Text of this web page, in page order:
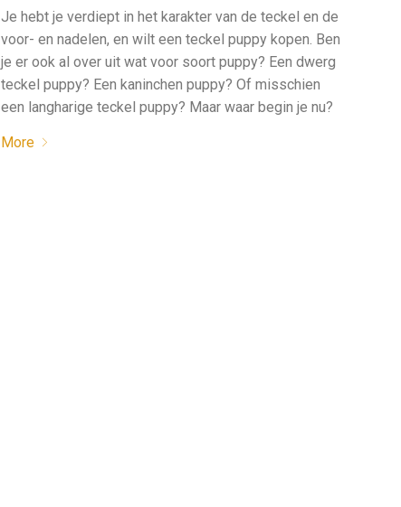
Je hebt je verdiept in het karakter van de teckel en de
voor- en nadelen, en wilt een teckel puppy kopen. Ben
je er ook al over uit wat voor soort puppy? Een dwerg
teckel puppy? Een kaninchen puppy? Of misschien
een langharige teckel puppy? Maar waar begin je nu?
More